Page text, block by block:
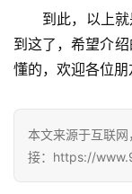
到此，以上
到这了，希望介
懂的，欢迎各位朋
本文来源于互联
接：https://